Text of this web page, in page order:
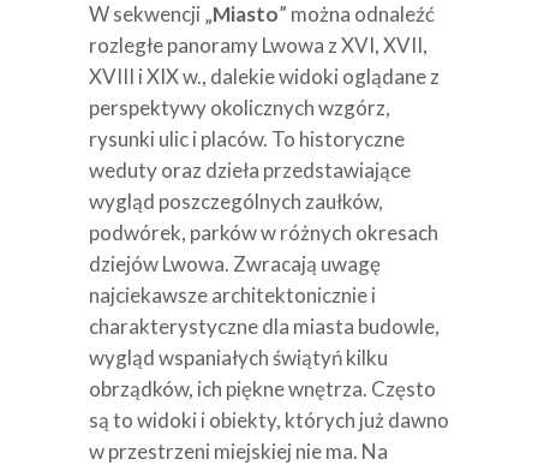
W sekwencji „Miasto” można odnaleźć
rozległe panoramy Lwowa z XVI, XVII,
XVIII i XIX w., dalekie widoki oglądane z
perspektywy okolicznych wzgórz,
rysunki ulic i placów. To historyczne
weduty oraz dzieła przedstawiające
wygląd poszczególnych zaułków,
podwórek, parków w różnych okresach
dziejów Lwowa. Zwracają uwagę
najciekawsze architektonicznie i
charakterystyczne dla miasta budowle,
wygląd wspaniałych świątyń kilku
obrządków, ich piękne wnętrza. Często
są to widoki i obiekty, których już dawno
w przestrzeni miejskiej nie ma. Na